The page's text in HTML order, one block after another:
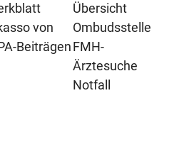
von
Beiträgen
Übersicht
Ombudsstelle
FMH-
Ärztesuche
Notfall